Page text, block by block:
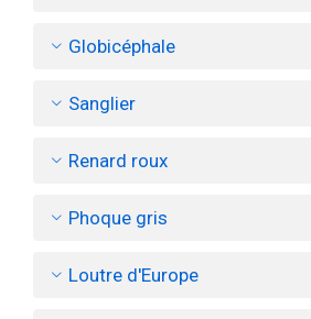
Globicéphale
Sanglier
Renard roux
Phoque gris
Loutre d'Europe